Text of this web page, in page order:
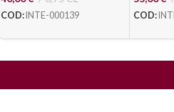
COD: INTE-000139 COD: